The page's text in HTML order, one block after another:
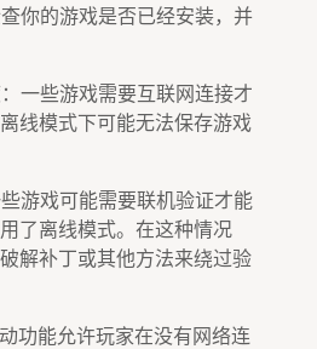
你的游戏是否已经安装，并
一些游戏需要互联网连接才
线模式下可能无法保存游戏
游戏可能需要联机验证才能
了离线模式。在这种情况
解补丁或其他方法来绕过验
功能允许玩家在没有网络连